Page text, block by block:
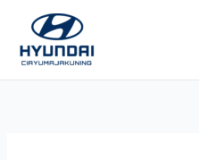
konten